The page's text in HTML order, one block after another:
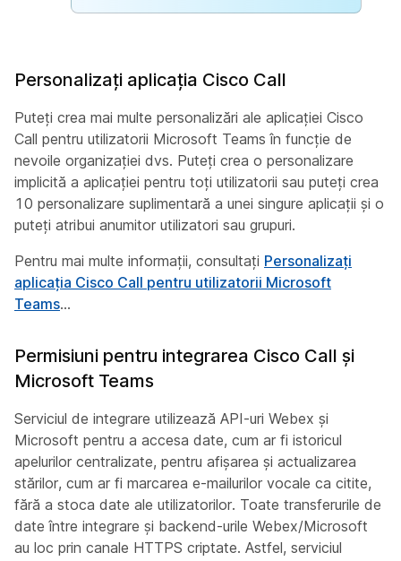
Personalizați aplicația Cisco Call
Puteți crea mai multe personalizări ale aplicației Cisco
Call pentru utilizatorii Microsoft Teams în funcție de
nevoile organizației dvs. Puteți crea o personalizare
implicită a aplicației pentru toți utilizatorii sau puteți crea
10 personalizare suplimentară a unei singure aplicații și o
puteți atribui anumitor utilizatori sau grupuri.
Pentru mai multe informații, consultați Personalizați
aplicația Cisco Call pentru utilizatorii Microsoft
Teams...
Permisiuni pentru integrarea Cisco Call și
Microsoft Teams
Serviciul de integrare utilizează API-uri Webex și
Microsoft pentru a accesa date, cum ar fi istoricul
apelurilor centralizate, pentru afișarea și actualizarea
stărilor, cum ar fi marcarea e-mailurilor vocale ca citite,
fără a stoca date ale utilizatorilor. Toate transferurile de
date între integrare și backend-urile Webex/Microsoft
au loc prin canale HTTPS criptate. Astfel, serviciul